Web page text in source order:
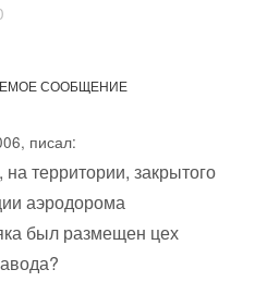
СООБЩЕНИЕ
писал:
на территории, закрытого
аэродорома
был размещен цех